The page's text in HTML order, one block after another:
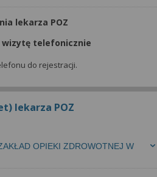
lekarza POZ
wizytę telefonicznie
do rejestracji.
lekarza POZ
OPIEKI ZDROWOTNEJ W